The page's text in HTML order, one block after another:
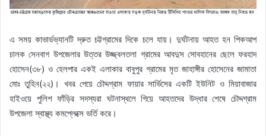
এ সময় কাভার্ডভ্যানটি দ্রুত চট্টগ্রামের দিকে চলে যায়। দুর্ঘটনায় আহত হন পিকআপ
চালক সেনবাগ উপজেলার উত্তর উজ্জ্বলতলা গ্রামের আবদুস সোবহানের ছেলে ফরহাদ
হোসেন(৩৮) ও হেলপার একই এলাকার বাবুপুর গ্রামের মৃত জাহাঙ্গীর হোসেনের জামাতা
মোঃ তুহিন(২২)। খবর পেয়ে চৌদ্দগ্রাম ফায়ার সার্ভিসের একটি ইউনিট ও মিয়াবাজার
হাইওয়ে পুলিশ ফাঁড়ির সদস্যরা ঘটনাস্থলে গিয়ে আহতদের উদ্ধার শেষে চৌদ্দগ্রাম
উপজেলা স্বাস্থ্য কমপ্লেক্সে ভর্তি করে।